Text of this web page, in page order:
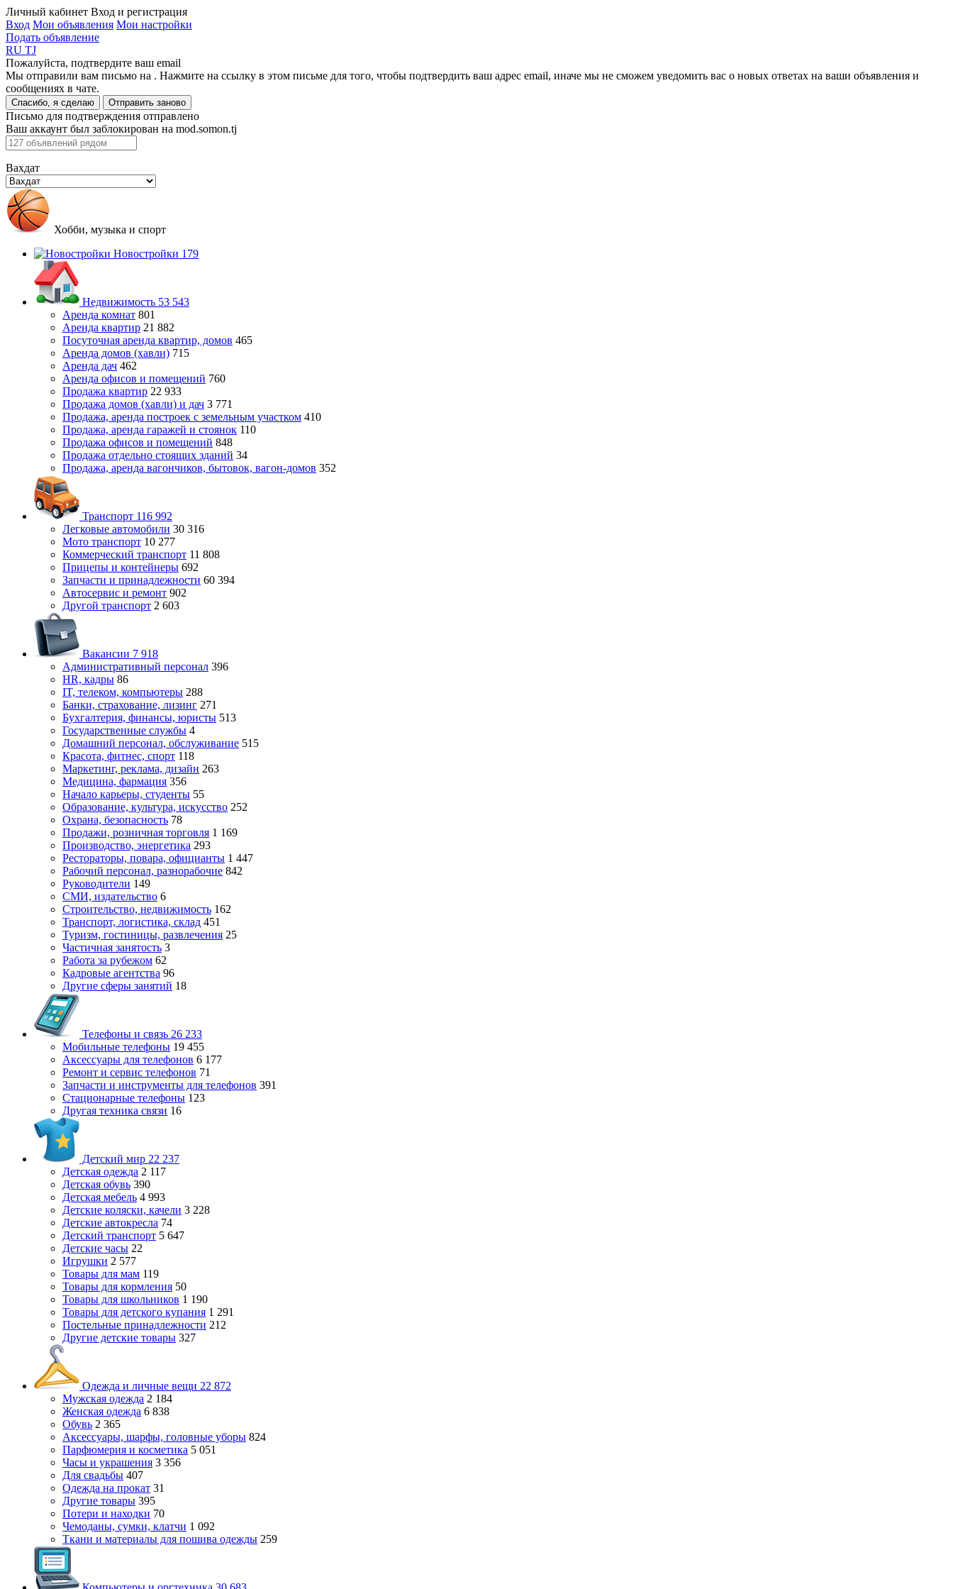
Личный кабинет Вход и регистрация
Вход Мои объявления Мои настройки
Подать объявление
RU TJ
Пожалуйста, подтвердите ваш email
Мы отправили вам письмо на . Нажмите на ссылку в этом письме для того, чтобы подтвердить ваш адрес email, иначе мы не сможем уведомить вас о новых ответах на ваши объявления и
сообщениях в чате.
Спасибо, я сделаю Отправить заново
Письмо для подтверждения отправлено
Ваш аккаунт был заблокирован на mod.somon.tj
Вахдат
Хобби, музыка и спорт
Новостройки 179
Недвижимость 53 543
Аренда комнат 801
Аренда квартир 21 882
Посуточная аренда квартир, домов 465
Аренда домов (хавли) 715
Аренда дач 462
Аренда офисов и помещений 760
Продажа квартир 22 933
Продажа домов (хавли) и дач 3 771
Продажа, аренда построек с земельным участком 410
Продажа, аренда гаражей и стоянок 110
Продажа офисов и помещений 848
Продажа отдельно стоящих зданий 34
Продажа, аренда вагончиков, бытовок, вагон-домов 352
Транспорт 116 992
Легковые автомобили 30 316
Мото транспорт 10 277
Коммерческий транспорт 11 808
Прицепы и контейнеры 692
Запчасти и принадлежности 60 394
Автосервис и ремонт 902
Другой транспорт 2 603
Вакансии 7 918
Административный персонал 396
HR, кадры 86
IT, телеком, компьютеры 288
Банки, страхование, лизинг 271
Бухгалтерия, финансы, юристы 513
Государственные службы 4
Домашний персонал, обслуживание 515
Красота, фитнес, спорт 118
Маркетинг, реклама, дизайн 263
Медицина, фармация 356
Начало карьеры, студенты 55
Образование, культура, искусство 252
Охрана, безопасность 78
Продажи, розничная торговля 1 169
Производство, энергетика 293
Рестораторы, повара, официанты 1 447
Рабочий персонал, разнорабочие 842
Руководители 149
СМИ, издательство 6
Строительство, недвижимость 162
Транспорт, логистика, склад 451
Туризм, гостиницы, развлечения 25
Частичная занятость 3
Работа за рубежом 62
Кадровые агентства 96
Другие сферы занятий 18
Телефоны и связь 26 233
Мобильные телефоны 19 455
Аксессуары для телефонов 6 177
Ремонт и сервис телефонов 71
Запчасти и инструменты для телефонов 391
Стационарные телефоны 123
Другая техника связи 16
Детский мир 22 237
Детская одежда 2 117
Детская обувь 390
Детская мебель 4 993
Детские коляски, качели 3 228
Детские автокресла 74
Детский транспорт 5 647
Детские часы 22
Игрушки 2 577
Товары для мам 119
Товары для кормления 50
Товары для школьников 1 190
Товары для детского купания 1 291
Постельные принадлежности 212
Другие детские товары 327
Одежда и личные вещи 22 872
Мужская одежда 2 184
Женская одежда 6 838
Обувь 2 365
Аксессуары, шарфы, головные уборы 824
Парфюмерия и косметика 5 051
Часы и украшения 3 356
Для свадьбы 407
Одежда на прокат 31
Другие товары 395
Потери и находки 70
Чемоданы, сумки, клатчи 1 092
Ткани и материалы для пошива одежды 259